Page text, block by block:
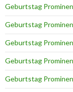
Geburtstag
Geburtstag
Geburtstag
Geburtstag
Geburtstag